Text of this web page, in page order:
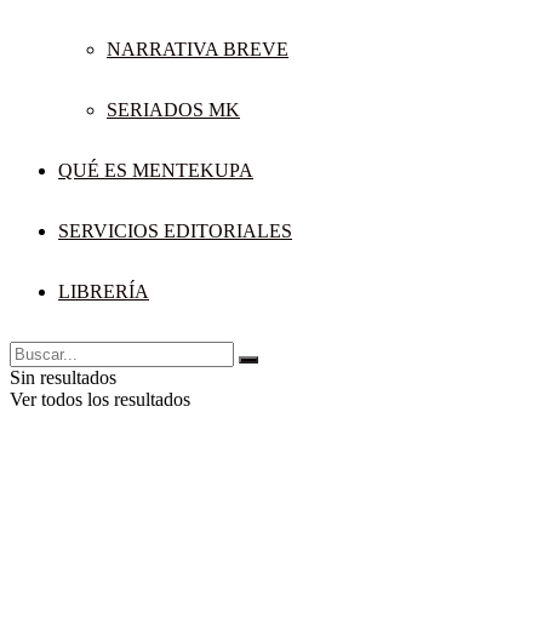
NARRATIVA BREVE
SERIADOS MK
QUÉ ES MENTEKUPA
SERVICIOS EDITORIALES
LIBRERÍA
Sin resultados
Ver todos los resultados